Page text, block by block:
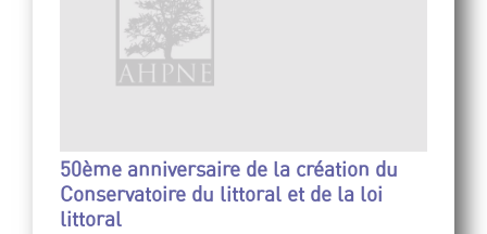
50ème anniversaire de la création du
Conservatoire du littoral et de la loi
littoral